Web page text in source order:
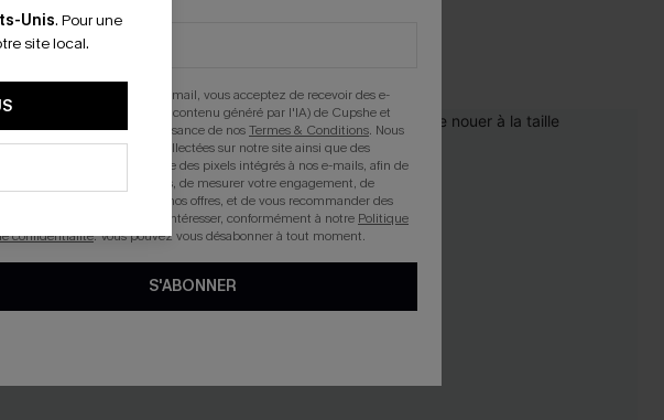
Unis. Pour une
site local.
En soumettant votre adresse e-mail, vous acceptez de recevoir des e-
marketing (y compris du contenu généré par l'IA) de Cupshe et
avoir pris connaissance de nosTermes & Conditions. Nous
utiliser les données collectées sur notre site ainsi que des
technologies de suivi, telles que des pixels intégrés à nos e-mails, afin de
savoir si ceux-ci ont été ouverts, de mesurer votre engagement, de
personnaliser nos contenus et nos offres, et de vous recommander des
produits susceptibles de vous intéresser, conformément à notre Politique
confidentialité. Vous pouvez vous désabonner à tout moment.
S'ABONNER